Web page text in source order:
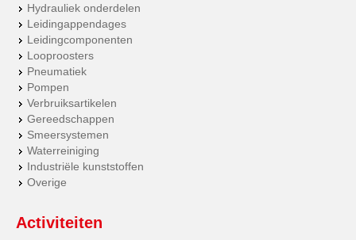
Hydrauliek onderdelen
Leidingappendages
Leidingcomponenten
Looproosters
Pneumatiek
Pompen
Verbruiksartikelen
Gereedschappen
Smeersystemen
Waterreiniging
Industriële kunststoffen
Overige
Activiteiten